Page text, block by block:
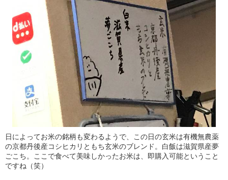
日によってお米の銘柄も変わるようで、この日の玄米は有機無農薬
の京都丹後産コシヒカリともち玄米のブレンド。白飯は滋賀県産夢
ごこち。ここで食べて美味しかったお米は、即購入可能ということ
ですね（笑）